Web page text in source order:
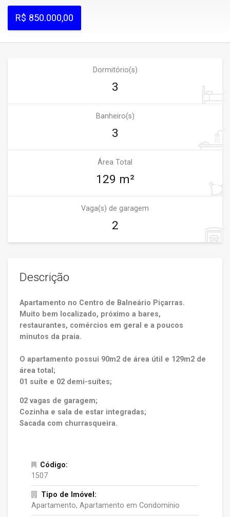
R$ 850.000,00
Dormitório(s)
3
Banheiro(s)
3
Área Total
129 m²
Vaga(s) de garagem
2
Descrição
Apartamento no Centro de Balneário Piçarras.
Muito bem localizado, próximo a bares,
restaurantes, comércios em geral e a poucos
minutos da praia.
O apartamento possui 90m2 de área útil e 129m2 de
área total;
01 suíte e 02 demi-suítes;
02 vagas de garagem;
Cozinha e sala de estar integradas;
Sacada com churrasqueira.
Código:
1507
Tipo de Imóvel:
Apartamento, Apartamento em Condomínio